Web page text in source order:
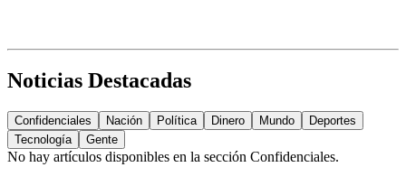
Noticias Destacadas
Confidenciales Nación Política Dinero Mundo
Deportes
Tecnología
Gente
No hay artículos disponibles en la sección Confidenciales.